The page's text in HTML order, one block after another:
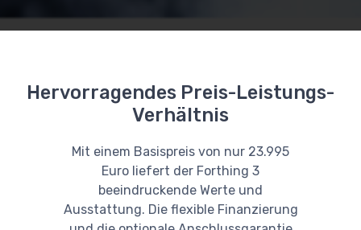
Hervorragendes Preis-Leistungs-
Verhältnis
Mit einem Basispreis von nur 23.995
Euro liefert der Forthing 3
beeindruckende Werte und
Ausstattung. Die flexible Finanzierung